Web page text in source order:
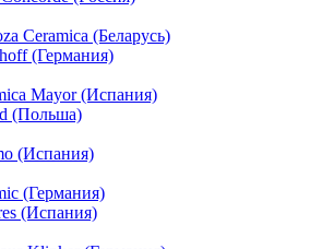
Ceramica (Беларусь)
(Германия)
Mayor (Испания)
(Польша)
(Испания)
(Германия)
(Испания)